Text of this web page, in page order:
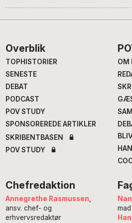
Footer
Overblik
TOPHISTORIER
SENESTE
DEBAT
PODCAST
POV STUDY
SPONSOREREDE ARTIKLER
SKRIBENTBASEN
POV STUDY
OM
Chefredaktion
Annegrethe Rasmussen
ansv. chef- og
erhvervsredaktør
mad